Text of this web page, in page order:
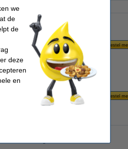
3 à 4 werkdagen.
we
de
de
deze
en